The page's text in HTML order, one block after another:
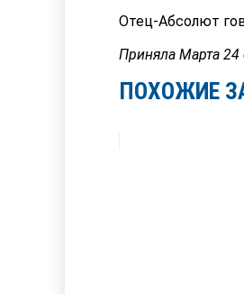
Отец-Абсолют
Приняла Марта 24
ПОХОЖИЕ